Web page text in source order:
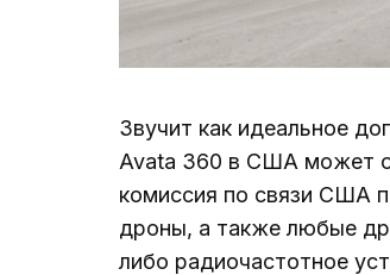
Звучит как идеальное
Avata 360 в США может
комиссия по связи США
дроны, а также любые
либо радиочастотное